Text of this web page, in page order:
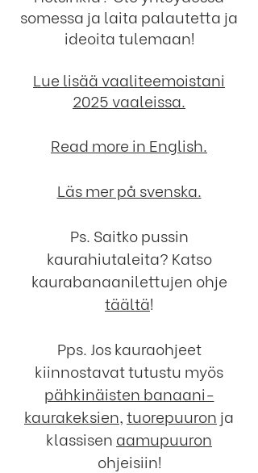
somessa ja laita palautetta ja
ideoita tulemaan!
Lue lisää vaaliteemoistani
2025 vaaleissa.
Read more in English.
Läs mer på svenska.
Ps. Saitko pussin
kaurahiutaleita? Katso
kaurabanaanilettujen ohje
täältä!
Pps. Jos kauraohjeet
kiinnostavat tutustu myös
pähkinäisten banaani-
kaurakeksien,tuorepuuron ja
klassisen aamupuuron
ohjeisiin!